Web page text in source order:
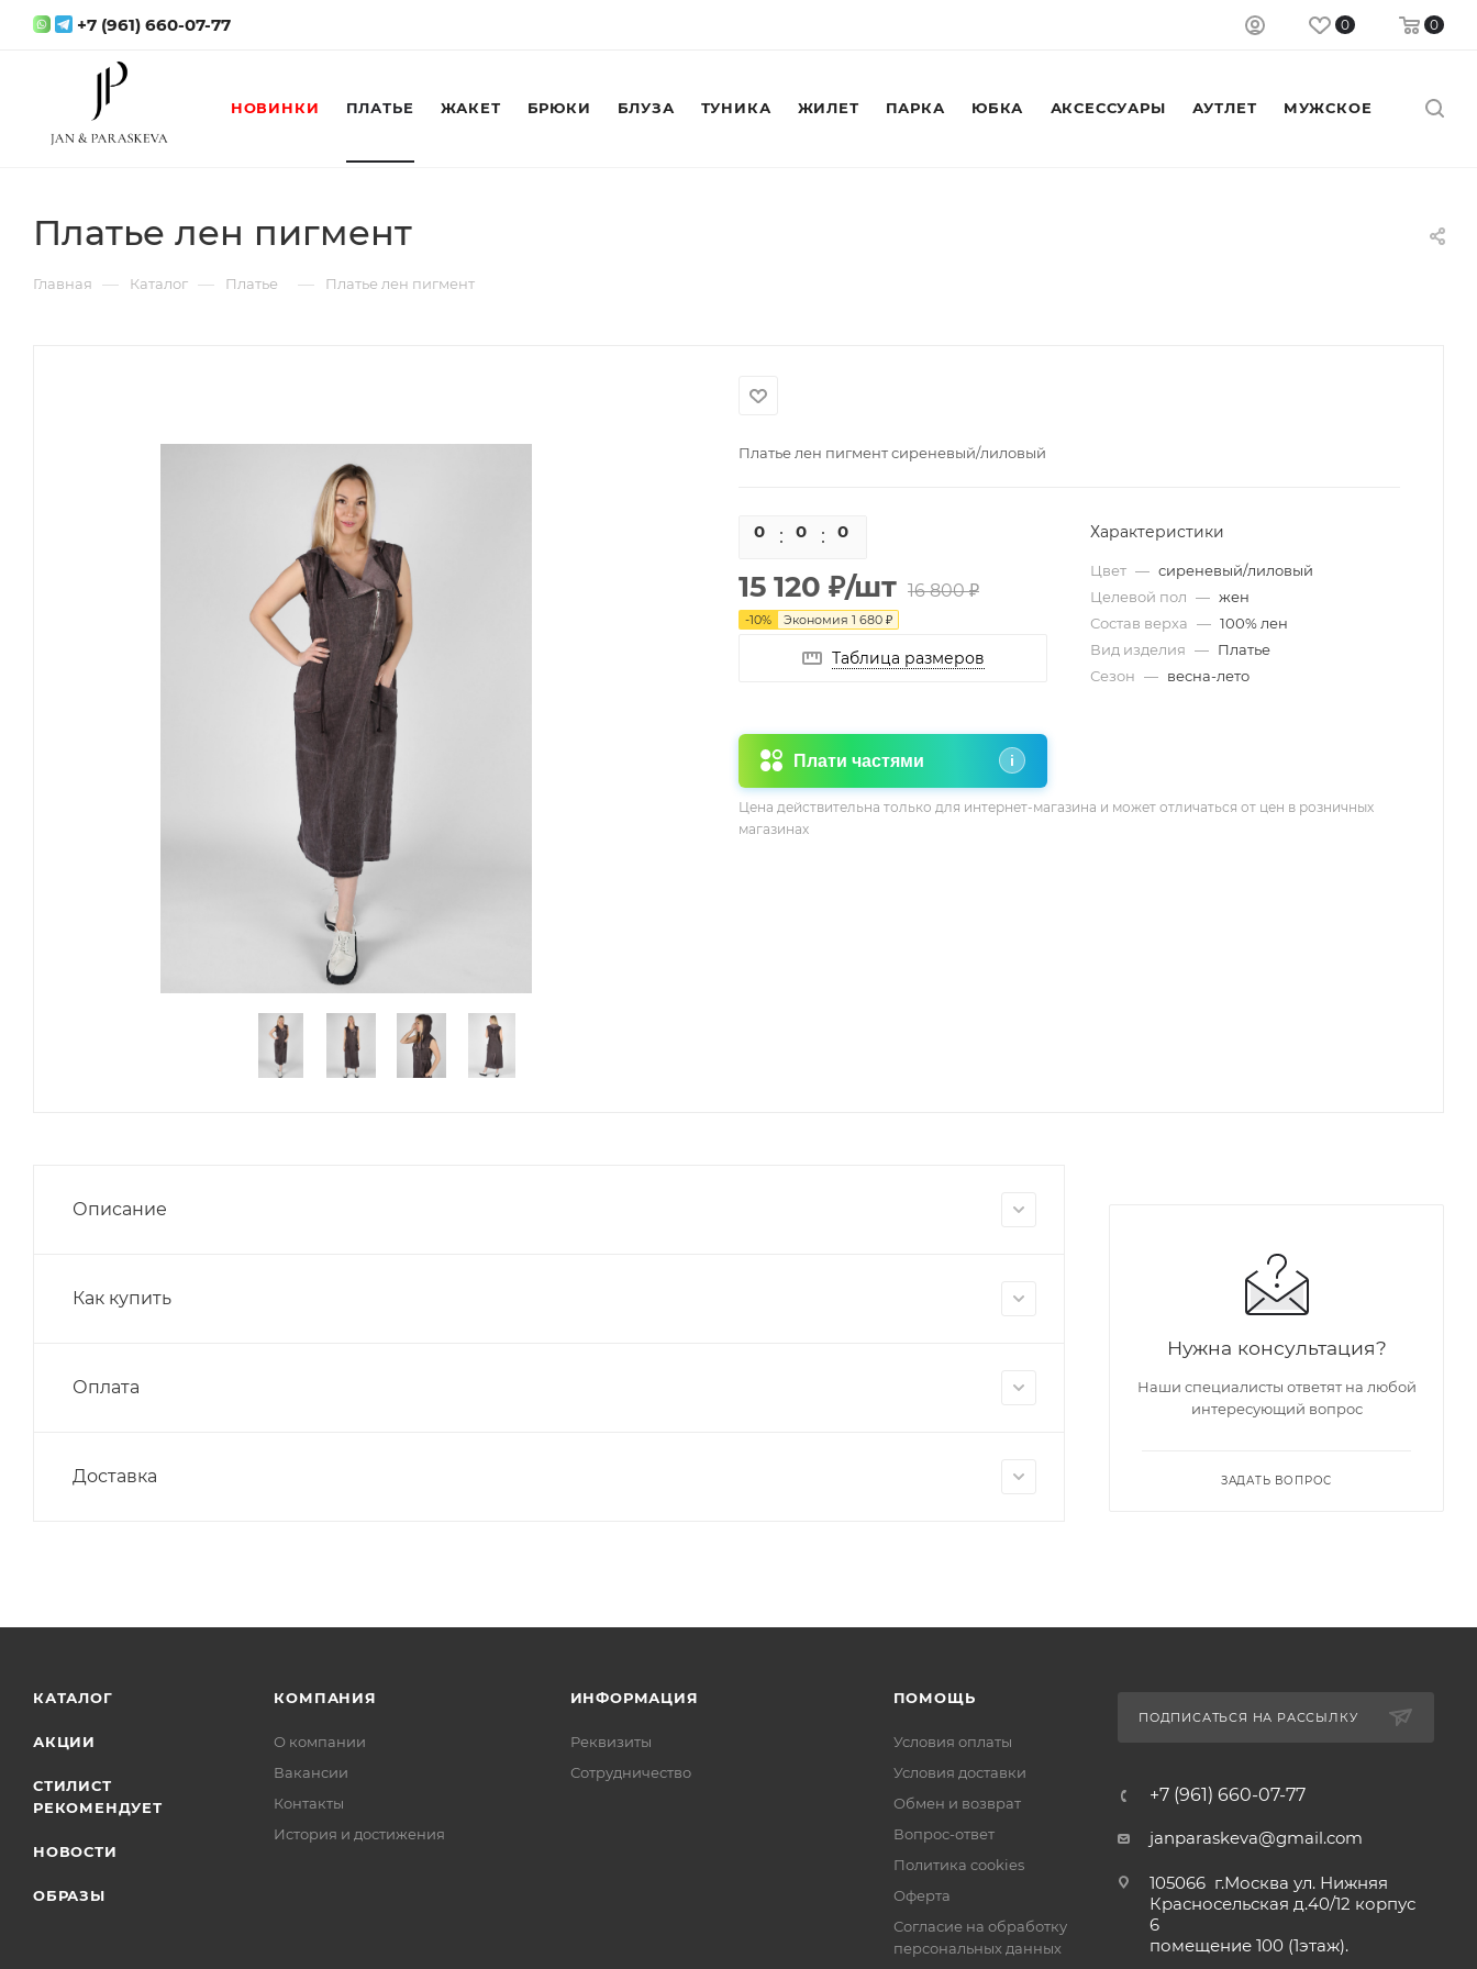
+7 (961) 660-07-77 0 0
НОВИНКИ ПЛАТЬЕ ЖАКЕТ БРЮКИ БЛУЗА ТУНИКА ЖИЛЕТ ПАРКА ЮБКА АКСЕССУАРЫ АУТЛЕТ МУЖСКОЕ
Платье лен пигмент
Главная — Каталог — Платье — Платье лен пигмент
Платье лен пигмент сиреневый/лиловый
0 0 0
15 120 ₽/шт 16 800₽
-10% Экономия 1 680 ₽
Таблица размеров
Плати частями i
Характеристики
Цвет — сиреневый/лиловый
Целевой пол — жен
Состав верха — 100% лен
Вид изделия — Платье
Сезон — весна-лето
Цена действительна только для интернет-магазина и может отличаться от цен в розничных
магазинах
Описание
Как купить
Оплата
Доставка
Нужна консультация?
Наши специалисты ответят на любой
интересующий вопрос
ЗАДАТЬ ВОПРОС
КАТАЛОГ
АКЦИИ
СТИЛИСТ
РЕКОМЕНДУЕТ
НОВОСТИ
ОБРАЗЫ
КОМПАНИЯ
О компании
Вакансии
Контакты
История и достижения
ИНФОРМАЦИЯ
Реквизиты
Сотрудничество
ПОМОЩЬ
Условия оплаты
Условия доставки
Обмен и возврат
Вопрос-ответ
Политика cookies
Оферта
Согласие на обработку
персональных данных
ПОДПИСАТЬСЯ НА РАССЫЛКУ
+7 (961) 660-07-77
janparaskeva@gmail.com
105066 г.Москва ул. Нижняя
Красносельская д.40/12 корпус
6
помещение 100 (1этаж).